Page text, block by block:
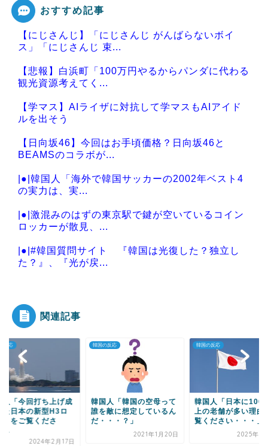
Powered by livedoor 相互RSS
おすすめ記事
【にじさんじ】「にじさんじ がんばらないボイ
ス」「にじさんじ 束...
【悲報】白浜町「100万円やるからパンダに代わる
観光資源考えてく...
【学マス】AIライザに対抗して学マスもAIアイド
ルを出そう
【日向坂46】今回はお手頃価格？日向坂46と
BEAMSのコラボが...
|●|韓国人「海外で韓国サッカーの2002年ベスト4
の実力は、実...
|●|激混みのはずの東京駅で鍵が空いているコイン
ロッカーが散見、...
|●|#韓国質問サイト 『韓国は光復した？独立し
た？』、『光が戻...
Powered by livedoor 相互RSS
関連記事
反応
人「今回打ち上げ成
た日本の新型H3ロ
トをご覧くださ
...
2024年2月17日
韓国の反応
韓国人「韓国の空母って
誰を敵に想定しているん
だ・・・？」
2021年1月20日
韓国の反応
韓国人「日本に100
上の老舗が多い理由
覧ください・・・
2025年3